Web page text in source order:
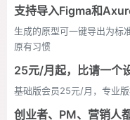
支持导入Figma和
生成的原型可一键导出为标
原有习惯
25元/月起，比请一个
基础版会员25元/月，专业
创业者、PM、营销人